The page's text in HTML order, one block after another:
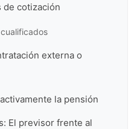
de cotización
externa o
la pensión
El previsor frente al